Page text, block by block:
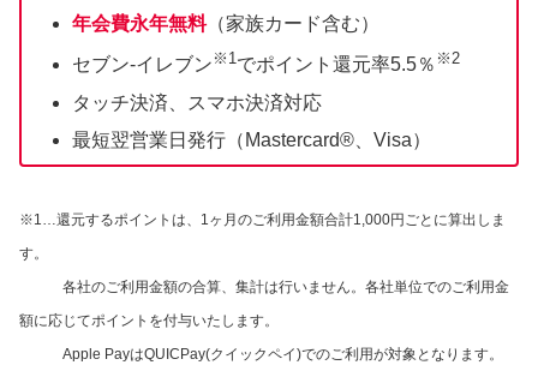
年会費永年無料（家族カード含む）
セブン‐イレブン ※1でポイント還元率5.5％ ※2
タッチ決済、スマホ決済対応
最短翌営業日発行（Mastercard®、Visa）
※1…還元するポイントは、1ヶ月のご利用金額合計1,000円ごとに算出しま
す。
各社のご利用金額の合算、集計は行いません。各社単位でのご利用金
額に応じてポイントを付与いたします。
Apple PayはQUICPay(クイックペイ)でのご利用が対象となります。